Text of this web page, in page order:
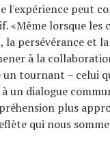
l'expérience peut
«Même lorsque les
la persévérance et
à la
tournant – celui
un dialogue
plus
qui nous